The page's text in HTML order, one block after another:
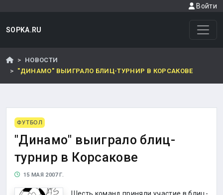
Войти
SOPKA.RU
НОВОСТИ
"ДИНАМО" ВЫИГРАЛО БЛИЦ-ТУРНИР В КОРСАКОВЕ
ФУТБОЛ
"Динамо" выиграло блиц-
турнир в Корсакове
15 МАЯ 2007 Г.